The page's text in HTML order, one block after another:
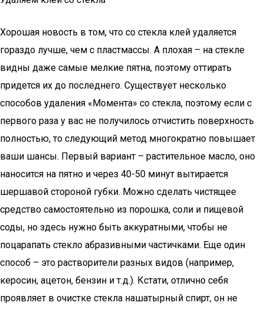
Хорошая новость в том, что со стекла клей удаляется
гораздо лучше, чем с пластмассы. А плохая – на стекле
видны даже самые мелкие пятна, поэтому оттирать
придется их до последнего. Существует несколько
способов удаления «Момента» со стекла, поэтому если с
первого раза у вас не получилось отчистить поверхность
полностью, то следующий метод многократно повышает
ваши шансы. Первый вариант – растительное масло, оно
наносится на пятно и через 40-50 минут вытирается
шершавой стороной губки. Можно сделать чистящее
средство самостоятельно из порошка, соли и пищевой
соды, но здесь нужно быть аккуратными, чтобы не
поцарапать стекло абразивными частичками. Еще один
способ – это растворители разных видов (например,
керосин, ацетон, бензин и т.д.). Кстати, отлично себя
проявляет в очистке стекла нашатырный спирт, он не